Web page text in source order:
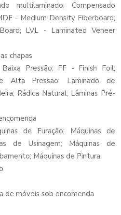
multilaminado; Compensado
- Medium Density Fiberboard;
LVL - Laminated Veneer
chapas
Pressão; FF - Finish Foil;
Alta Pressão; Laminado de
Rádica Natural; Lâminas Pré-
de Furação; Máquinas de
de Usinagem; Máquinas de
Máquinas de Pintura
de móveis sob encomenda